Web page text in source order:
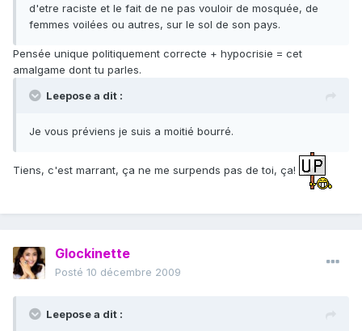
d'etre raciste et le fait de ne pas vouloir de mosquée, de
femmes voilées ou autres, sur le sol de son pays.
Pensée unique politiquement correcte + hypocrisie = cet
amalgame dont tu parles.
Leepose a dit :
Je vous préviens je suis a moitié bourré.
Tiens, c'est marrant, ça ne me surpends pas de toi, ça!
Glockinette
Posté 10 décembre 2009
Leepose a dit :